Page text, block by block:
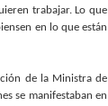
trabajar. Lo que
en lo que están
de la Ministra de
se manifestaban en